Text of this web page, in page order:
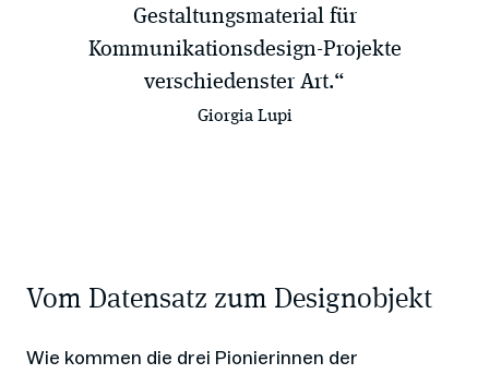
Gestaltungsmaterial für
Kommunikationsdesign-Projekte
verschiedenster Art.“
Giorgia Lupi
Vom Datensatz zum Designobjekt
Wie kommen die drei Pionierinnen der